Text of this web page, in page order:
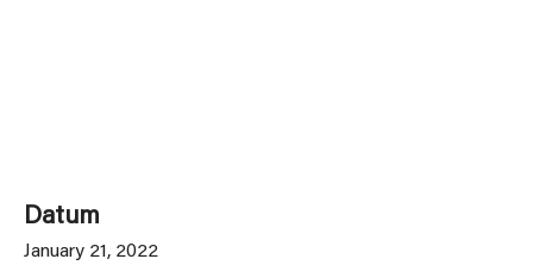
Datum
January 21, 2022